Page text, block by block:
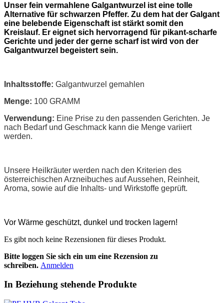
Unser fein vermahlene Galgantwurzel ist eine tolle
Alternative für schwarzen Pfeffer. Zu dem hat der Galgant
eine belebende Eigenschaft ist stärkt somit den
Kreislauf. Er eignet sich hervorragend für pikant-scharfe
Gerichte und jeder der gerne scharf ist wird von der
Galgantwurzel begeistert sein.
Inhaltsstoffe: Galgantwurzel gemahlen
Menge: 100 GRAMM
Verwendung: Eine Prise zu den passenden Gerichten. Je
nach Bedarf und Geschmack kann die Menge variiert
werden.
Unsere Heilkräuter werden nach den Kriterien des
österreichischen Arzneibuches auf Aussehen, Reinheit,
Aroma, sowie auf die Inhalts- und Wirkstoffe geprüft.
Vor Wärme geschützt, dunkel und trocken lagern!
Es gibt noch keine Rezensionen für dieses Produkt.
Bitte loggen Sie sich ein um eine Rezension zu
schreiben. Anmelden
In Beziehung stehende Produkte